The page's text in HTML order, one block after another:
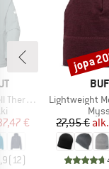
Jacket
hinta
€
( 12)
Tuote
Lightweight
27,95 € alk.
Alennus
jopa